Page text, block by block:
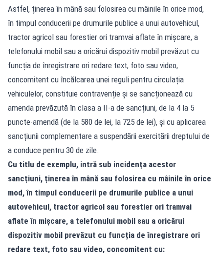
Astfel, ținerea în mână sau folosirea cu mâinile în orice mod,
în timpul conducerii pe drumurile publice a unui autovehicul,
tractor agricol sau forestier ori tramvai aflate în mișcare, a
telefonului mobil sau a oricărui dispozitiv mobil prevăzut cu
funcția de înregistrare ori redare text, foto sau video,
concomitent cu încălcarea unei reguli pentru circulația
vehiculelor, constituie contravenție și se sancționează cu
amenda prevăzută în clasa a II-a de sancțiuni, de la 4 la 5
puncte-amendă (de la 580 de lei, la 725 de lei), și cu aplicarea
sancțiunii complementare a suspendării exercitării dreptului de
a conduce pentru 30 de zile.
Cu titlu de exemplu, intră sub incidența acestor
sancțiuni, ținerea în mână sau folosirea cu mâinile în orice
mod, în timpul conducerii pe drumurile publice a unui
autovehicul, tractor agricol sau forestier ori tramvai
aflate în mișcare, a telefonului mobil sau a oricărui
dispozitiv mobil prevăzut cu funcția de înregistrare ori
redare text, foto sau video, concomitent cu: